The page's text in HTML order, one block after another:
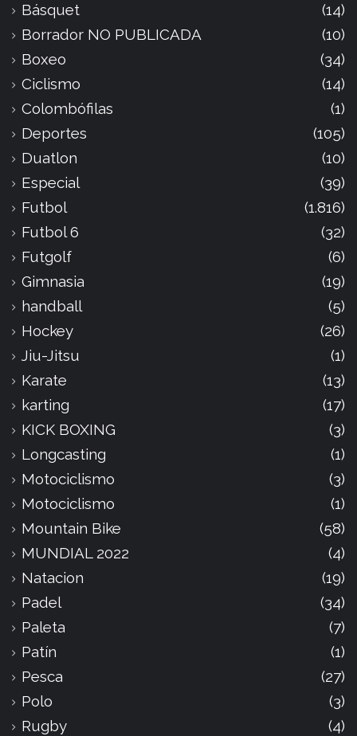
Básquet
(14)
Borrador NO PUBLICADA
(10)
Boxeo
(34)
Ciclismo
(14)
Colombófilas
(1)
Deportes
(105)
Duatlon
(10)
Especial
(39)
Futbol
(1.816)
Futbol 6
(32)
Futgolf
(6)
Gimnasia
(19)
handball
(5)
Hockey
(26)
Jiu-Jitsu
(1)
Karate
(13)
karting
(17)
KICK BOXING
(3)
Longcasting
(1)
Motociclismo
(3)
Motociclismo
(1)
Mountain Bike
(58)
MUNDIAL 2022
(4)
Natacion
(19)
Padel
(34)
Paleta
(7)
Patín
(1)
Pesca
(27)
Polo
(3)
Rugby
(4)